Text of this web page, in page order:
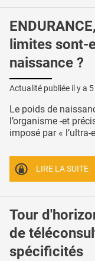
limites sont-
naissance ?
Actualité publiée il y a
Le poids de
l’organisme -et
imposé par « l’ultra-
LIRE LA SUITE
Tour
de
spécificités